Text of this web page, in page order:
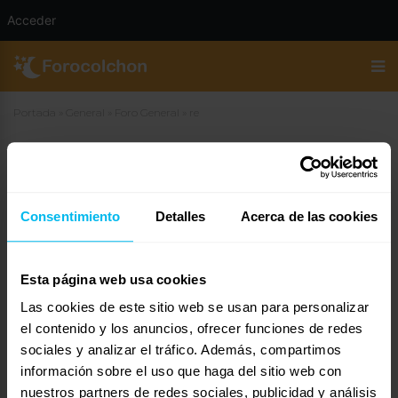
Consentimiento Detalles Acerca de las cookies
Esta página web usa cookies
Las cookies de este sitio web se usan para personalizar
el contenido y los anuncios, ofrecer funciones de redes
sociales y analizar el tráfico. Además, compartimos
información sobre el uso que haga del sitio web con
nuestros partners de redes sociales, publicidad y análisis
Corroto
Invitado
ya pero en 20 segundos no es posible probar un colchon .
A mi personalmente eso no me vale de nada
yo creo q al final me voy a decantar por el latex ya que tengo 27 años
y aun no tengo problemas de espalda ni nada por el estilo y esque
Acceder